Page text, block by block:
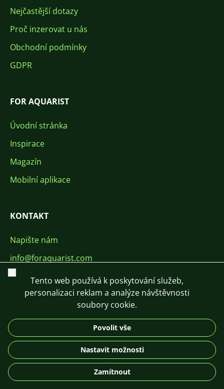
Nejčastější dotazy
Proč inzerovat u nás
Obchodní podmínky
GDPR
FOR AQUARIST
Úvodní stránka
Inspirace
Magazín
Mobilní aplikace
KONTAKT
Napište nám
info@foraquarist.com
+420 603 449 602
DE
© 2026 For Aquarist
Zavřít
Tento web používá k poskytování služeb,
personalizaci reklam a analýze návštěvnosti
soubory cookie.
Povolit vše
Nastavit možnosti
Zamítnout